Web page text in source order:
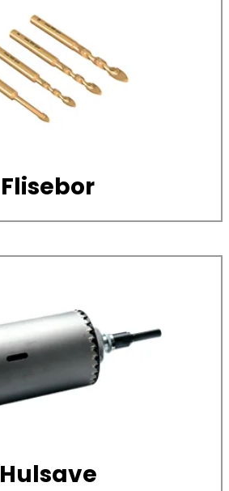
Flisebor
Hulsave